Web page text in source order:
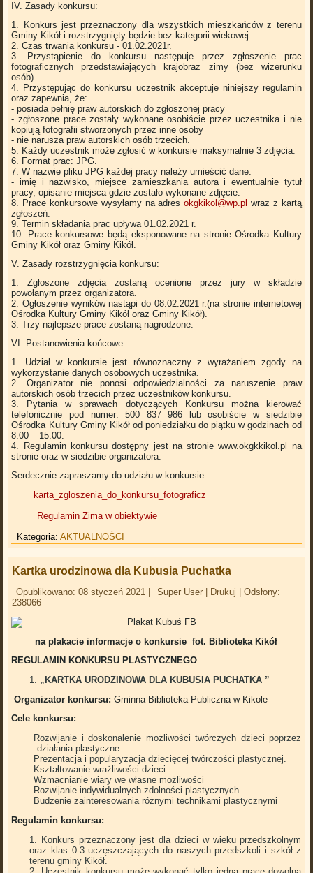
IV. Zasady konkursu:
1. Konkurs jest przeznaczony dla wszystkich mieszkańców z terenu
Gminy Kikół i rozstrzygnięty będzie bez kategorii wiekowej.
2. Czas trwania konkursu - 01.02.2021r.
3. Przystąpienie do konkursu następuje przez zgłoszenie prac
fotograficznych przedstawiających krajobraz zimy (bez wizerunku
osób).
4. Przystępując do konkursu uczestnik akceptuje niniejszy regulamin
oraz zapewnia, że:
- posiada pełnię praw autorskich do zgłoszonej pracy
- zgłoszone prace zostały wykonane osobiście przez uczestnika i nie
kopiują fotografii stworzonych przez inne osoby
- nie narusza praw autorskich osób trzecich.
5. Każdy uczestnik może zgłosić w konkursie maksymalnie 3 zdjęcia.
6. Format prac: JPG.
7. W nazwie pliku JPG każdej pracy należy umieścić dane:
- imię i nazwisko, miejsce zamieszkania autora i ewentualnie tytuł
pracy, opisanie miejsca gdzie zostało wykonane zdjęcie.
8. Prace konkursowe wysyłamy na adresokgkikol@wp.pl wraz z kartą
zgłoszeń.
9. Termin składania prac upływa 01.02.2021 r.
10. Prace konkursowe będą eksponowane na stronie Ośrodka Kultury
Gminy Kikół oraz Gminy Kikół.
V. Zasady rozstrzygnięcia konkursu:
1. Zgłoszone zdjęcia zostaną ocenione przez jury w składzie
powołanym przez organizatora.
2. Ogłoszenie wyników nastąpi do 08.02.2021 r.(na stronie internetowej
Ośrodka Kultury Gminy Kikół oraz Gminy Kikół).
3. Trzy najlepsze prace zostaną nagrodzone.
VI. Postanowienia końcowe:
1. Udział w konkursie jest równoznaczny z wyrażaniem zgody na
wykorzystanie danych osobowych uczestnika.
2. Organizator nie ponosi odpowiedzialności za naruszenie praw
autorskich osób trzecich przez uczestników konkursu.
3. Pytania w sprawach dotyczących Konkursu można kierować
telefonicznie pod numer: 500 837 986 lub osobiście w siedzibie
Ośrodka Kultury Gminy Kikół od poniedziałku do piątku w godzinach od
8.00 – 15.00.
4. Regulamin konkursu dostępny jest na stronie www.okgkkikol.pl na
stronie oraz w siedzibie organizatora.
Serdecznie zapraszamy do udziału w konkursie.
karta_zgloszenia_do_konkursu_fotograficz
Regulamin Zima w obiektywie
Kategoria:AKTUALNOŚCI
Kartka urodzinowa dla Kubusia Puchatka
Opublikowano: 08 styczeń 2021 Super User Drukuj |Odsłony:
238066
na plakacie informacje o konkursie fot. Biblioteka Kikół
REGULAMIN KONKURSU PLASTYCZNEGO
„KARTKA URODZINOWA DLA KUBUSIA PUCHATKA ”
Organizator konkursu:Gminna Biblioteka Publiczna w Kikole
Cele konkursu:
Rozwijanie i doskonalenie możliwości twórczych dzieci poprzez
działania plastyczne.
Prezentacja i popularyzacja dziecięcej twórczości plastycznej.
Kształtowanie wrażliwości dzieci
Wzmacnianie wiary we własne możliwości
Rozwijanie indywidualnych zdolności plastycznych
Budzenie zainteresowania różnymi technikami plastycznymi
Regulamin konkursu:
Konkurs przeznaczony jest dla dzieci w wieku przedszkolnym
oraz klas 0-3 uczęszczających do naszych przedszkoli i szkół z
terenu gminy Kikół.